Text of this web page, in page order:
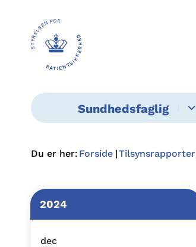
Sundhedsfaglig
Du er her: Forside Tilsynsrapporter
2024
dec